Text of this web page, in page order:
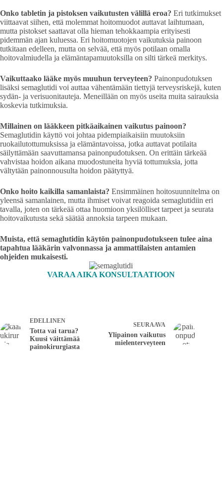
Onko tabletin ja pistoksen vaikutusten välillä eroa? Eri tutkimukset
viittaavat siihen, että molemmat hoitomuodot auttavat laihtumaan,
mutta pistokset saattavat olla hieman tehokkaampia erityisesti
pidemmän ajan kuluessa. Eri hoitomuotojen vaikutuksia painoon
tutkitaan edelleen, mutta on selvää, että myös potilaan omalla
hoitovalmiudella ja elämäntapamuutoksilla on silti tärkeä merkitys.
Vaikuttaako lääke myös muuhun terveyteen? Painonpudotuksen
lisäksi semaglutidi voi auttaa vähentämään tiettyjä terveysriskejä, kuten
sydän- ja verisuonitauteja. Meneillään on myös useita muita sairauksia
koskevia tutkimuksia.
Millainen on lääkkeen pitkäaikainen vaikutus painoon?
Semaglutidin käyttö voi johtaa pidempiaikaisiin muutoksiin
ruokailutottumuksissa ja elämäntavoissa, jotka auttavat potilaita
säilyttämään saavuttamansa painonpudotuksen. On erittäin tärkeää
vahvistaa hoidon aikana muodostuneita hyviä tottumuksia, jotta
vältytään painonnousulta hoidon päätyttyä.
Onko hoito kaikilla samanlaista? Ensimmäinen hoitosuunnitelma on
yleensä samanlainen, mutta ihmiset voivat reagoida semaglutidiin eri
tavalla, joten on tärkeää ottaa huomioon yksilölliset tarpeet ja seurata
hoitovaikutusta sekä säätää annoksia tarpeen mukaan.
Muista, että semaglutidin käytön painonpudotukseen tulee aina
tapahtua lääkärin valvonnassa ja ammattilaisten antamien
ohjeiden mukaisesti.
VARAA AIKA KONSULTAATIOON
EDELLINEN
Totta vai tarua?
Kuusi väittämää
painokirurgiasta
SEURAAVA
Ylipainon vaikutus
mielenterveyteen